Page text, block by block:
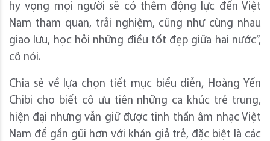
hy vọng mọi người sẽ có thêm động lực đến Việt
Nam tham quan, trải nghiệm, cũng như cùng nhau
giao lưu, học hỏi những điều tốt đẹp giữa hai nước”,
cô nói.
Chia sẻ về lựa chọn tiết mục biểu diễn, Hoàng Yến
Chibi cho biết cô ưu tiên những ca khúc trẻ trung,
hiện đại nhưng vẫn giữ được tinh thần âm nhạc Việt
Nam để gần gũi hơn với khán giả trẻ, đặc biệt là các